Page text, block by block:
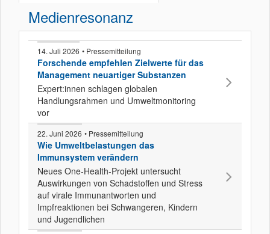
Medienresonanz
14. Juli 2026 • Pressemitteilung
Forschende empfehlen Zielwerte für das
Management neuartiger Substanzen
Expert:innen schlagen globalen
Handlungsrahmen und Umweltmonitoring
vor
22. Juni 2026 • Pressemitteilung
Wie Umweltbelastungen das
Immunsystem verändern
Neues One-Health-Projekt untersucht
Auswirkungen von Schadstoffen und Stress
auf virale Immunantworten und
Impfreaktionen bei Schwangeren, Kindern
und Jugendlichen